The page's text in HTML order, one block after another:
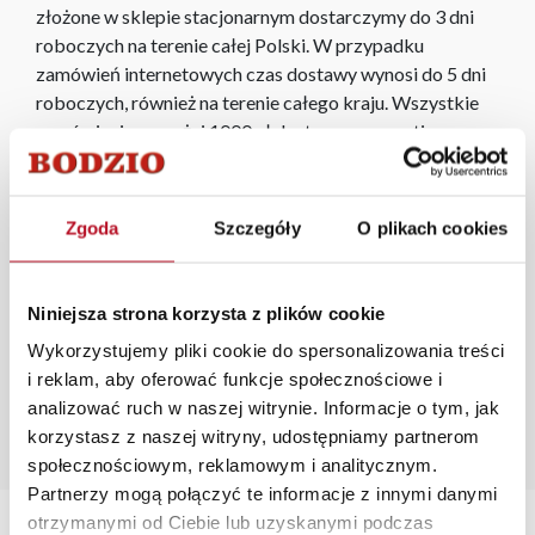
Zgoda Szczegóły O plikach cookies
Niniejsza strona korzysta z plików cookie
Wykorzystujemy pliki cookie do spersonalizowania treści
i reklam, aby oferować funkcje społecznościowe i
analizować ruch w naszej witrynie. Informacje o tym, jak
korzystasz z naszej witryny, udostępniamy partnerom
społecznościowym, reklamowym i analitycznym.
Partnerzy mogą połączyć te informacje z innymi danymi
otrzymanymi od Ciebie lub uzyskanymi podczas
złożone w sklepie stacjonarnym dostarczymy do 3 dni
roboczych na terenie całej Polski. W przypadku
zamówień internetowych czas dostawy wynosi do 5 dni
roboczych, również na terenie całego kraju. Wszystkie
zamówienia powyżej 1000 zł dostarczamy gratis
niezależnie od miejsca złożenia zamówienia.
się od widocznych na ekranie, zależnie od ustawień
monitora, rodzaju wyświetlacza i oświetlenia.
Popularne wyszukiwania:
fotel uszak z podnóżkiem |szafa z półkami i drążkiem|
toaletka biała połysk|stolik nocny biały połysk|wąska
szafka nocna